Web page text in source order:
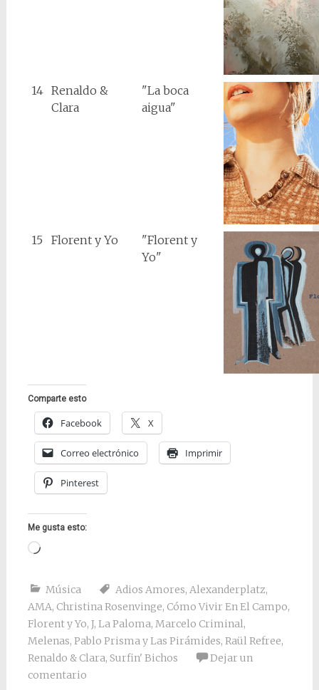
14 Renaldo &
Clara
"La boca
aigua"
15 Florent y Yo
"Florent y
Yo"
Comparte esto
Facebook X
Correo electrónico Imprimir
Pinterest
Me gusta esto:
Cargando...
Música Adios Amores, Alexanderplatz,
AMA, Christina Rosenvinge, Cómo Vivir En El Campo,
Florent y Yo, J, La Paloma, Marcelo Criminal,
Melenas, Pablo Prisma y Las Pirámides, Raül Refree,
Renaldo & Clara, Surfin' Bichos
Dejar un
comentario